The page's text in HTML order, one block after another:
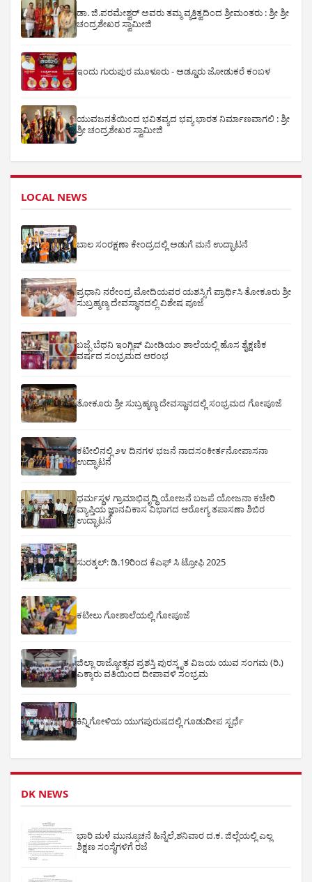
ಡಾ. ಜಿ.ಪರಮೇಶ್ವರ್ ಅವರು ತಮ್ಮ ವ್ಯಕ್ತಿತ್ವದಿಂದ ಶ್ರೀಮಂತರು : ಶ್ರೀ ಶ್ರೀ
ಚಂದ್ರಶೇಖರ ಸ್ವಾಮೀಜಿ
ಇಂದು ಗುರುಪುರ ಮೂಳೂರು - ಅಡ್ಡೂರು ಜೋಡುಕರೆ ಕಂಬಳ
ಯುವಜನತೆಯಿಂದ ಭವಿತವ್ಯದ ಭವ್ಯ ಭಾರತ ನಿರ್ಮಾಣವಾಗಲಿ : ಶ್ರೀ
ಶ್ರೀ ಚಂದ್ರಶೇಖರ ಸ್ವಾಮೀಜಿ
LOCAL NEWS
ಬಾಲ ಸಂರಕ್ಷಣಾ ಕೇಂದ್ರದಲ್ಲಿ ಅಡುಗೆ ಮನೆ ಉದ್ಘಾಟನೆ
ಪ್ರಧಾನಿ ನರೇಂದ್ರ ಮೋದಿಯವರ ಯಶಸ್ಸಿಗೆ ಪ್ರಾರ್ಥಿಸಿ ತೋಕೂರು ಶ್ರೀ
ಸುಬ್ರಹ್ಮಣ್ಯ ದೇವಸ್ಥಾನದಲ್ಲಿ ವಿಶೇಷ ಪೂಜೆ
ಬಜ್ಪೆ ಬೆಥನಿ ಇಂಗ್ಲಿಷ್ ಮೀಡಿಯಂ ಶಾಲೆಯಲ್ಲಿ ಹೊಸ ಶೈಕ್ಷಣಿಕ
ವರ್ಷದ ಸಂಭ್ರಮದ ಆರಂಭ
ತೋಕೂರು ಶ್ರೀ ಸುಬ್ರಹ್ಮಣ್ಯ ದೇವಸ್ಥಾನದಲ್ಲಿ ಸಂಭ್ರಮದ ಗೋಪೂಜೆ
ಕಟೀಲಿನಲ್ಲಿ ೨೪ ದಿನಗಳ ಭಜನೆ ನಾದಸಂಕೀರ್ತನೋಪಾಸನಾ
ಉದ್ಘಾಟನೆ
ಧರ್ಮಸ್ಥಳ ಗ್ರಾಮಾಭಿವೃದ್ಧಿ ಯೋಜನೆ ಬಜಪೆ ಯೋಜನಾ ಕಚೇರಿ
ವ್ಯಾಪ್ತಿಯ ಜ್ಞಾನವಿಕಾಸ ವಿಭಾಗದ ಆರೋಗ್ಯ ತಪಾಸಣಾ ಶಿಬಿರ
ಉದ್ಘಾಟನೆ
ಸುರತ್ಕಲ್: ಡಿ‌.19ರಿಂದ ಕೆಎಫ್ ಸಿ ಟ್ರೋಫಿ 2025
ಕಟೀಲು ಗೋಶಾಲೆಯಲ್ಲಿ ಗೋಪೂಜೆ
ಜಿಲ್ಲಾ ರಾಜ್ಯೋತ್ಸವ ಪ್ರಶಸ್ತಿ ಪುರಸ್ಕೃತ ವಿಜಯ ಯುವ ಸಂಗಮ (ರಿ.)
ಎಕ್ಕಾರು ವತಿಯಿಂದ ದೀಪಾವಳಿ ಸಂಭ್ರಮ
ಕಿನ್ನಿಗೋಳಿಯ ಯುಗಪುರುಷದಲ್ಲಿ ಗೂಡುದೀಪ ಸ್ಪರ್ಧೆ
DK NEWS
ಭಾರಿ ಮಳೆ ಮುನ್ಸೂಚನೆ ಹಿನ್ನೆಲೆ,ಶನಿವಾರ ದ.ಕ. ಜಿಲ್ಲೆಯಲ್ಲಿ ಎಲ್ಲ
ಶಿಕ್ಷಣ ಸಂಸ್ಥೆಗಳಿಗೆ ರಜೆ